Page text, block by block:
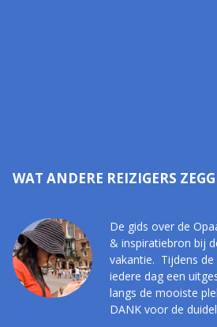
WAT ANDERE REIZIGERS
De gids over de
& inspiratiebron bij
vakantie. Tijdens
iedere dag een
langs de mooiste
DANK voor de